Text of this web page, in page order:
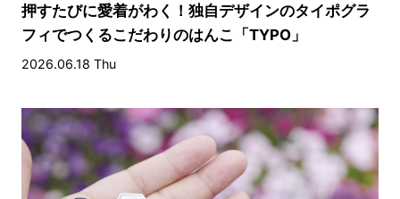
押すたびに愛着がわく！独自デザインのタイポグラ
フィでつくるこだわりのはんこ「TYPO」
2026.06.18 Thu